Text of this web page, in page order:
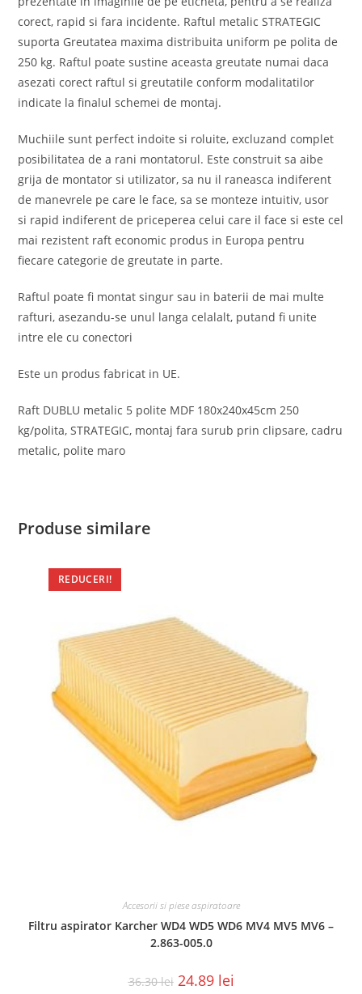
corect, rapid si fara incidente. Raftul metalic STRATEGIC
suporta Greutatea maxima distribuita uniform pe polita de
250 kg. Raftul poate sustine aceasta greutate numai daca
asezati corect raftul si greutatile conform modalitatilor
indicate la finalul schemei de montaj.
Muchiile sunt perfect indoite si roluite, excluzand complet
posibilitatea de a rani montatorul. Este construit sa aibe
grija de montator si utilizator, sa nu il raneasca indiferent
de manevrele pe care le face, sa se monteze intuitiv, usor
si rapid indiferent de priceperea celui care il face si este cel
mai rezistent raft economic produs in Europa pentru
fiecare categorie de greutate in parte.
Raftul poate fi montat singur sau in baterii de mai multe
rafturi, asezandu-se unul langa celalalt, putand fi unite
intre ele cu conectori
Este un produs fabricat in UE.
Raft DUBLU metalic 5 polite MDF 180x240x45cm 250
kg/polita, STRATEGIC, montaj fara surub prin clipsare, cadru
metalic, polite maro
Produse similare
REDUCERI!
Accesorii si piese aspiratoare
Filtru aspirator Karcher WD4 WD5 WD6 MV4 MV5 MV6 –
2.863-005.0
36.30lei 24.89 lei